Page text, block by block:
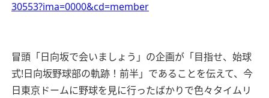
30553?ima=0000&cd=member
冒頭「日向坂で会いましょう」の企画が「目指せ、始球
式!日向坂野球部の軌跡！前半」であることを伝えて、今
日東京ドームに野球を見に行ったばかりで色々タイムリ